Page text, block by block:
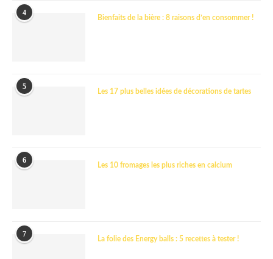
4
Bienfaits de la bière : 8 raisons d’en consommer !
5
Les 17 plus belles idées de décorations de tartes
6
Les 10 fromages les plus riches en calcium
7
La folie des Energy balls : 5 recettes à tester !